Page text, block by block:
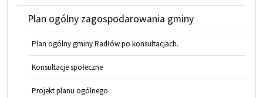
Plan ogólny zagospodarowania gminy
Plan ogólny gminy Radłów po konsultacjach.
Konsultacje społeczne
Projekt planu ogólnego